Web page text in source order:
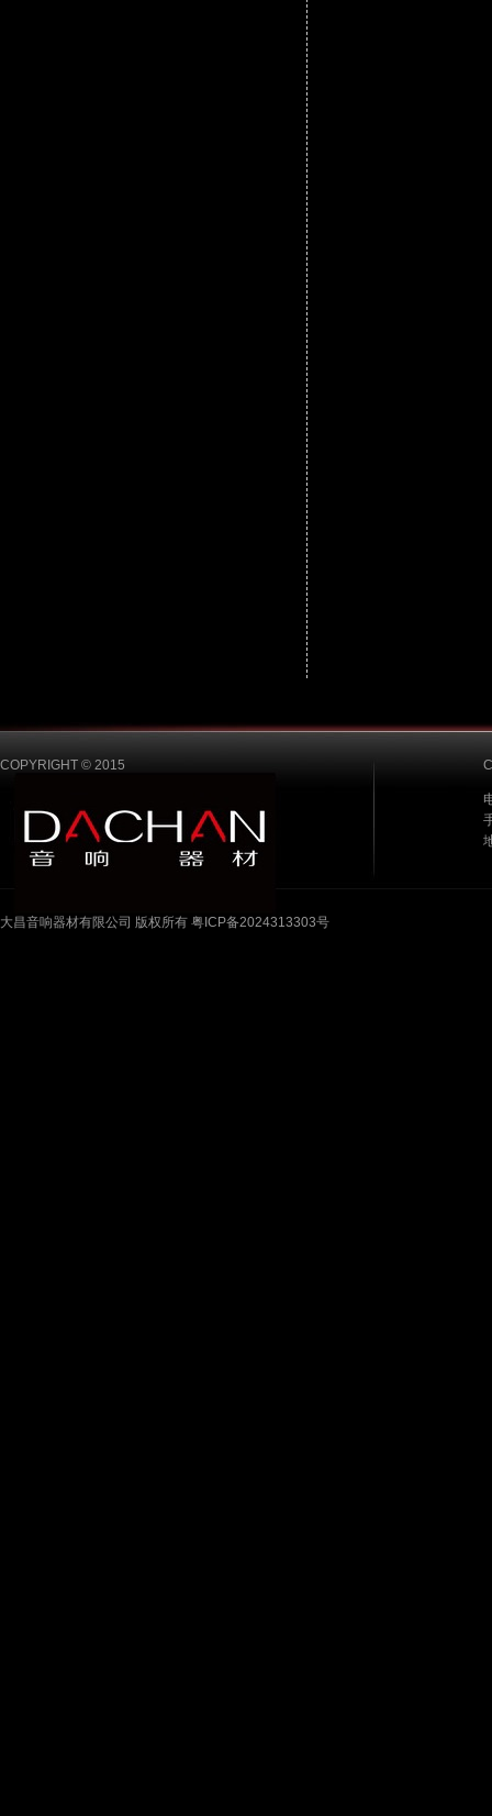
COPYRIGHT © 2015
大昌音响器材有限公司 版权所有 粤ICP备2024313303号